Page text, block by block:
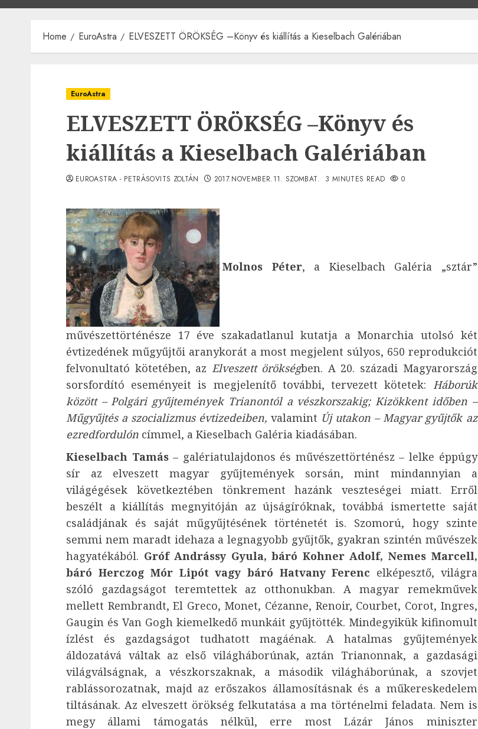
Home EuroAstra ELVESZETT ÖRÖKSÉG –Könyv és kiállítás a Kieselbach Galériában
EuroAstra
ELVESZETT ÖRÖKSÉG –Könyv és
kiállítás a Kieselbach Galériában
EUROASTRA - PETRÁSOVITS ZOLTÁN 2017.NOVEMBER.11. SZOMBAT. 3 MINUTES READ 0
Molnos Péter, a Kieselbach Galéria „sztár”
művészettörténésze 17 éve szakadatlanul kutatja a Monarchia utolsó két
évtizedének műgyűjtői aranykorát a most megjelent súlyos, 650 reprodukciót
felvonultató kötetében, az Elveszett örökségben. A 20. századi Magyarország
sorsfordító eseményeit is megjelenítő további, tervezett kötetek: Háborúk
között – Polgári gyűjtemények Trianontól a vészkorszakig; Kizökkent időben –
Műgyűjtés a szocializmus évtizedeiben, valamint Új utakon – Magyar gyűjtők az
ezredfordulón címmel, a Kieselbach Galéria kiadásában.
Kieselbach Tamás– galériatulajdonos és művészettörténész – lelke éppúgy
sír az elveszett magyar gyűjtemények sorsán, mint mindannyian a
világégések következtében tönkrement hazánk veszteségei miatt. Erről
beszélt a kiállítás megnyitóján az újságíróknak, továbbá ismertette saját
családjának és saját műgyűjtésének történetét is. Szomorú, hogy szinte
semmi nem maradt idehaza a legnagyobb gyűjtők, gyakran szintén művészek
hagyatékából. Gróf Andrássy Gyula, báró Kohner Adolf, Nemes Marcell,
báró Herczog Mór Lipót vagy báró Hatvany Ferenc elképesztő, világra
szóló gazdagságot teremtettek az otthonukban. A magyar remekművek
mellett Rembrandt, El Greco, Monet, Cézanne, Renoir, Courbet, Corot, Ingres,
Gaugin és Van Gogh kiemelkedő munkáit gyűjtötték. Mindegyikük kifinomult
ízlést és gazdagságot tudhatott magáénak. A hatalmas gyűjtemények
áldozatává váltak az első világháborúnak, aztán Trianonnak, a gazdasági
világválságnak, a vészkorszaknak, a második világháborúnak, a szovjet
rablássorozatnak, majd az erőszakos államosításnak és a műkereskedelem
tiltásának. Az elveszett örökség felkutatása a ma történelmi feladata. Nem is
megy állami támogatás nélkül, erre most Lázár János miniszter